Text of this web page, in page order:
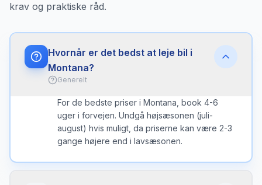
krav og praktiske råd.
Hvornår er det bedst at leje bil i
Montana?
Generelt
For de bedste priser i Montana, book 4-6
uger i forvejen. Undgå højsæsonen (juli-
august) hvis muligt, da priserne kan være 2-3
gange højere end i lavsæsonen.